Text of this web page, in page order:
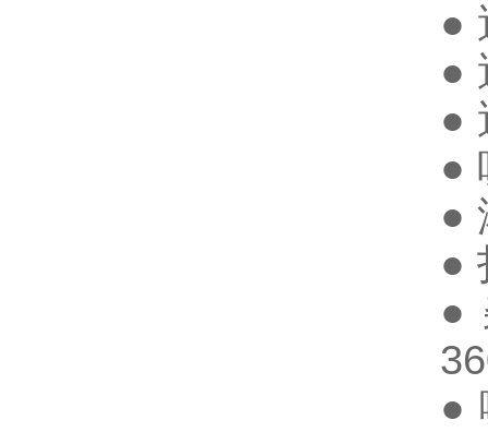
●
●
●
●
●
●
●
●